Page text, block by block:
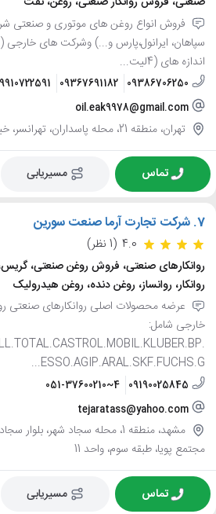
فروش انواع روغن های موتوری و صنعتی
اندازه های (4لیت...
09386706250
09367691182
oil.eak9978@gmail.com
تهران، منطقه 21، محله پاسداران، تهرانسر، خیابان اصلی
تماس مسیریابی
7. شرکت تجارت آرما صنعت سورین
4.0 (1 نظر)
روانکارهای صنعتی، فروش روغن صنعتی،
روانکار، روانساز، روغن دنده، روغن هیدرولیک
عرضه محصولات اصلی روانکارهای صنعتی
خارجی شامل:
ESSO.AGIP.ARAL.SKF.FUCHS.G...
09190025845
051-37600210~4
tejaratass@yahoo.com
مجتمع پویا، طبقه سوم، واحد 11
تماس مسیریابی